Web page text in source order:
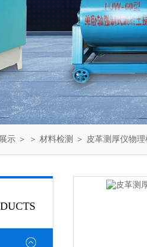
示 ＞ ＞ 材料检测 ＞ 皮革测厚仪物